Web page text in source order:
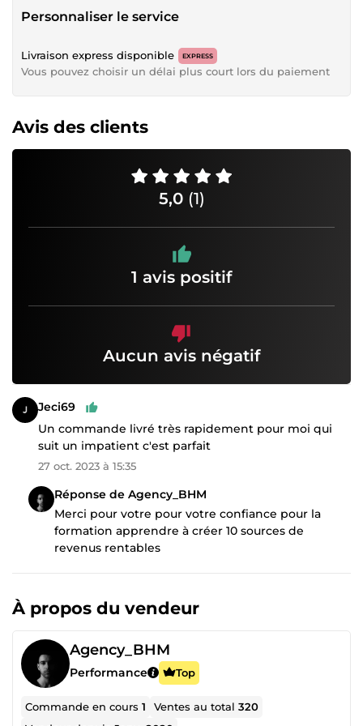
Personnaliser le service
Livraison express disponible EXPRESS
Vous pouvez choisir un délai plus court lors du paiement
Avis des clients
5,0 (1)
1 avis positif
Aucun avis négatif
Jeci69
Un commande livré très rapidement pour moi qui
suit un impatient c'est parfait
27 oct. 2023 à 15:35
Réponse de Agency_BHM
Merci pour votre pour votre confiance pour la
formation apprendre à créer 10 sources de
revenus rentables
À propos du vendeur
Agency_BHM
Performance Top
Commande en cours1 Ventes au total320